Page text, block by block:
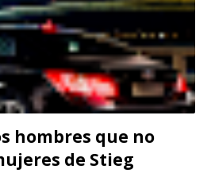
hombres que no
de Stieg